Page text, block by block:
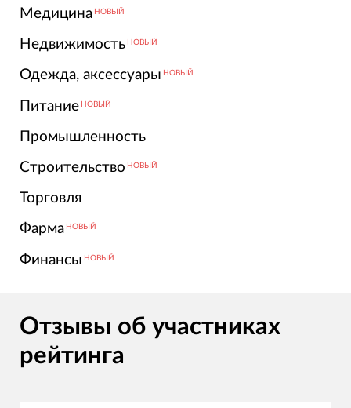
Медицина НОВЫЙ
Недвижимость НОВЫЙ
Одежда, аксессуары НОВЫЙ
Питание НОВЫЙ
Промышленность
Строительство НОВЫЙ
Торговля
Фарма НОВЫЙ
Финансы НОВЫЙ
Отзывы об участниках
рейтинга